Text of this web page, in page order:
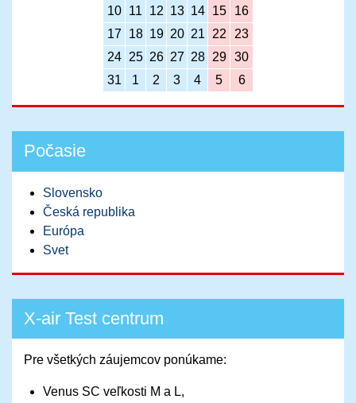
10
11 12 13 14 15
16
17
18 19 20 21 22
23
24
25 26 27 28 29
30
31
1 2 3 4 5 6
Počasie
Slovensko
Česká republika
Európa
Svet
X-air Test centrum
Pre všetkých záujemcov ponúkame:
Venus SC veľkosti M a L,